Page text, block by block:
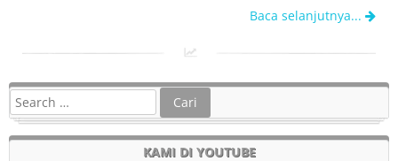
Baca selanjutnya...
KAMI DI YOUTUBE